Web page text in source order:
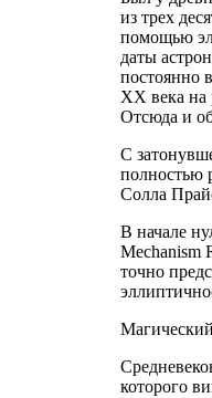
из трех
помощью
даты
постоянно
ХХ века на
Отсюда и
С
полностью
Солла
В начале
Mechanism
точно
которого